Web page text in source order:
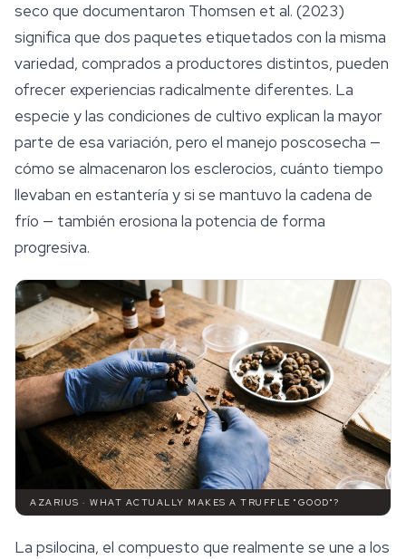
seco que documentaron Thomsen et al. (2023)
significa que dos paquetes etiquetados con la misma
variedad, comprados a productores distintos, pueden
ofrecer experiencias radicalmente diferentes. La
especie y las condiciones de cultivo explican la mayor
parte de esa variación, pero el manejo poscosecha —
cómo se almacenaron los esclerocios, cuánto tiempo
llevaban en estantería y si se mantuvo la cadena de
frío — también erosiona la potencia de forma
progresiva.
AZARIUS · WHAT ACTUALLY MAKES A TRUFFLE "GOOD"?
La psilocina, el compuesto que realmente se une a los